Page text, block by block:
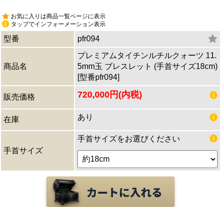
お気に入りは商品一覧ページに表示
タップでインフォーメーション表示
型番 pfr094
商品名
プレミアムタイチンルチルクォーツ 11.
5mm玉 ブレスレット (手首サイズ18cm)
[型番pfr094]
販売価格 720,000円(内税)
在庫 あり
手首サイズ
手首サイズをお選びください